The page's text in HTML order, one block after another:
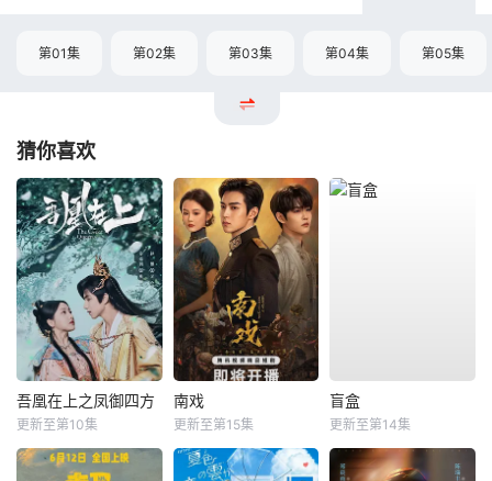
第01集 第02集 第03集 第04集 第05集
猜你喜欢
吾凰在上之凤御四方
更新至第10集
南戏
更新至第15集
盲盒
更新至第14集